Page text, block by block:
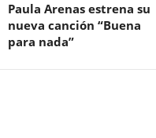
Paula Arenas estrena su
nueva canción “Buena
para nada”